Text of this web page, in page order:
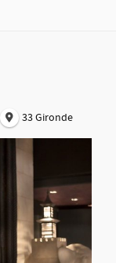
33 Gironde